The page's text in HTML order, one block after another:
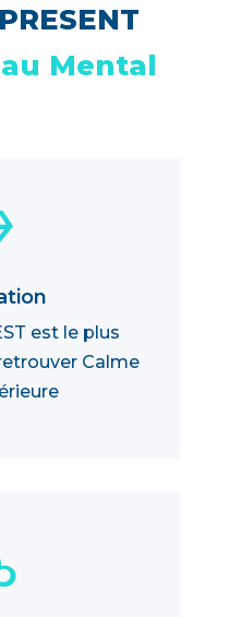
Mental
est le plus
Calme